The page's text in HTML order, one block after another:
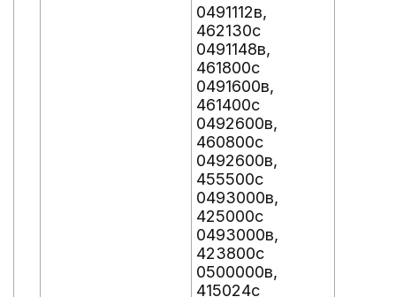
0491112в,
462130с
0491148в,
461800с
0491600в,
461400с
0492600в,
460800с
0492600в,
455500с
0493000в,
425000с
0493000в,
423800с
0500000в,
415024с